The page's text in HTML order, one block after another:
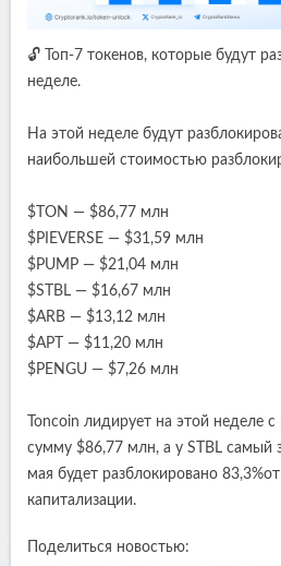
🔓 Топ-7 токенов, которые будут
неделе.
На этой неделе будут
наибольшей стоимостью
$TON — $86,77 млн
$PIEVERSE — $31,59 млн
$PUMP — $21,04 млн
$STBL — $16,67 млн
$ARB — $13,12 млн
$APT — $11,20 млн
$PENGU — $7,26 млн
Toncoin лидирует на этой неделе
сумму $86,77 млн, а у STBL самый
мая будет разблокировано
капитализации.
Поделиться новостью: